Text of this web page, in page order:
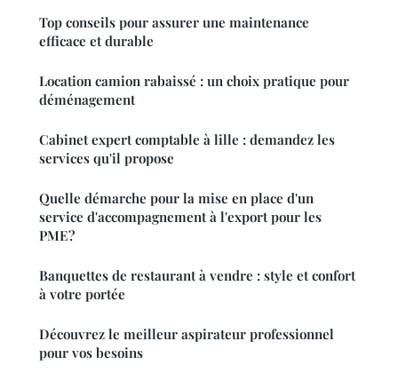
Top conseils pour assurer une maintenance
efficace et durable
Location camion rabaissé : un choix pratique pour
déménagement
Cabinet expert comptable à lille : demandez les
services qu'il propose
Quelle démarche pour la mise en place d'un
service d'accompagnement à l'export pour les
PME?
Banquettes de restaurant à vendre : style et confort
à votre portée
Découvrez le meilleur aspirateur professionnel
pour vos besoins